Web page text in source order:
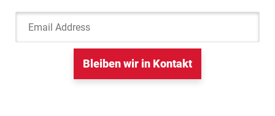
Email Address
Bleiben wir in Kontakt